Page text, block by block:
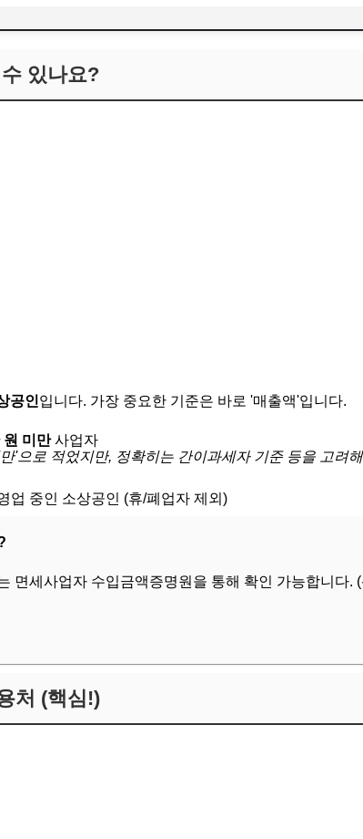
있나요?
공인입니다. 가장 중요한 기준은 바로 '매출액'입니다.
원 미만사업자
'으로 적었지만, 정확히는 간이과세자 기준 등을 고려
업 중인 소상공인 (휴/폐업자 제외)
면세사업자 수입금액증명원을 통해 확인 가능합니다.
처 (핵심!)